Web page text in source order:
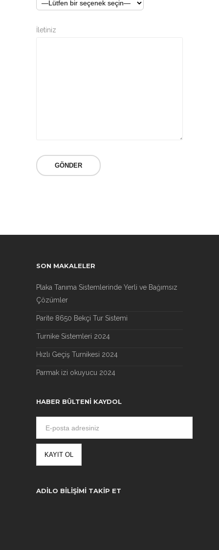
İletiniz
SON MAKALELER
Plaka Tanıma Sistemlerinde Yerli ve Bağımsız
Çözümler
Parite 8650 Bekçi Tur Sistemi
Turnike Sistemleri 2024
Hızlı Geçiş Turnikesi 2024
Parmak izi okuyucu 2024
HABER BÜLTENI KAYDOL
ADILO BILIŞIMI TAKIP ET